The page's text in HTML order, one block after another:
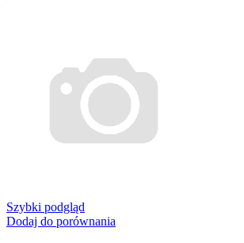
Szybki podgląd
Dodaj do porównania